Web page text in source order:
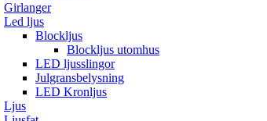
Girlanger
Led ljus
Blockljus
Blockljus utomhus
LED ljusslingor
Julgransbelysning
LED Kronljus
Ljus